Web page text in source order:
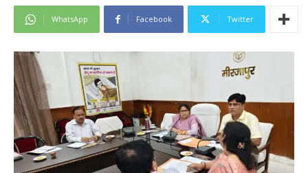
WhatsApp Facebook Twitter